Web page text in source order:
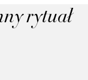
rytuał